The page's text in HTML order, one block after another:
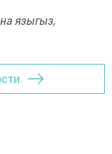
языгыз,